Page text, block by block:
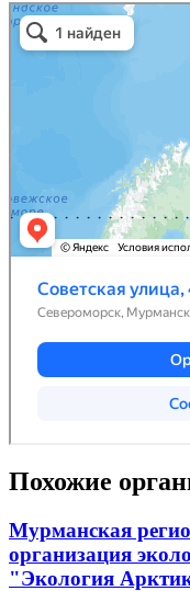
Похожие
Мурманская
организация
"Экология